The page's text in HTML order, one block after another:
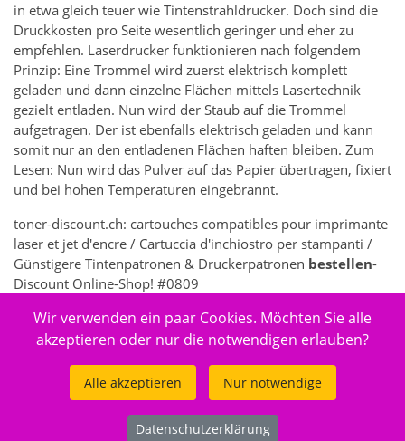
in etwa gleich teuer wie Tintenstrahldrucker. Doch sind die
Druckkosten pro Seite wesentlich geringer und eher zu
empfehlen. Laserdrucker funktionieren nach folgendem
Prinzip: Eine Trommel wird zuerst elektrisch komplett
geladen und dann einzelne Flächen mittels Lasertechnik
gezielt entladen. Nun wird der Staub auf die Trommel
aufgetragen. Der ist ebenfalls elektrisch geladen und kann
somit nur an den entladenen Flächen haften bleiben. Zum
Lesen: Nun wird das Pulver auf das Papier übertragen, fixiert
und bei hohen Temperaturen eingebrannt.
toner-discount.ch: cartouches compatibles pour imprimante
laser et jet d'encre / Cartuccia d'inchiostro per stampanti /
Günstigere Tintenpatronen & Druckerpatronen bestellen-
Discount Online-Shop! #0809
356 - Elektronik > Drucken, Kopieren, Scannen & Faxen >
Zubehör Drucker, Kopierer & Faxgeräte > Drucker-
Wir verwenden ein paar Cookies. Möchten Sie alle
akzeptieren oder nur die notwendigen erlauben?
Alle akzeptieren Nur notwendige
Datenschutzerklärung